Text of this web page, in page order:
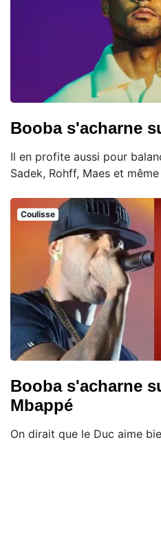
Booba s'acharne
Il en profite aussi pour
Sadek, Rohff, Maes et
Coulisse
Booba s'acharne
Mbappé
On dirait que le Duc aime